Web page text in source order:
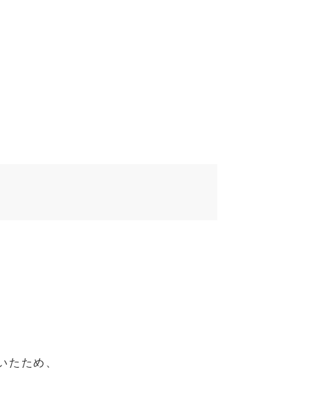
たため、